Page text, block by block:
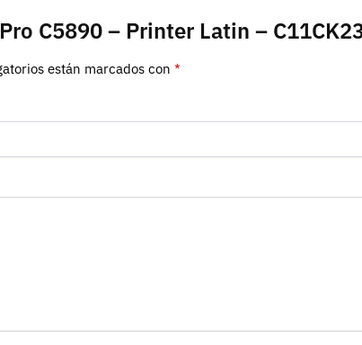
C5890 – Printer Latin –
están marcados con *